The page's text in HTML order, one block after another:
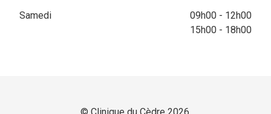
Samedi
09h00 - 12h00
15h00 - 18h00